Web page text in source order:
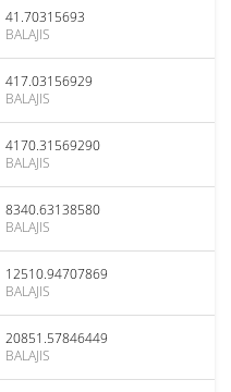
41.70315693
BALAJIS
417.03156929
BALAJIS
4170.31569290
BALAJIS
8340.63138580
BALAJIS
12510.94707869
BALAJIS
20851.57846449
BALAJIS